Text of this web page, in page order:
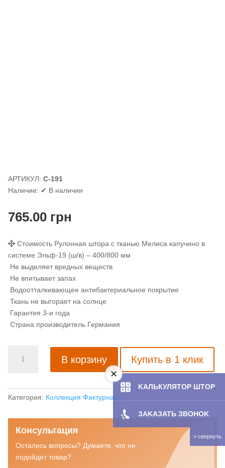
АРТИКУЛ: С-191
Наличие: ✔ В наличии
765.00грн
Стоимость Рулонная штора с тканью Мелиса капучино в
системе Эльф-19 (ш/в) – 400/800 мм
Не выделяет вредных веществ
Не впитывает запах
Водоотталкивающее антибактериальное покрытие
Ткань не выгорает на солнце
Гарантия 3-и года
Страна производитель Германия
товара
с
Мелиса
капучино
(Германия)
В корзину Купить в 1 клик
Категория: Коллекция Фактурная
Консультация
Остались вопросы? Думаете, что не
подойдет товар?
KAЛЬКУЛЯТOP ШТОР
ЗAKAЗATЬ ЗBOHOK